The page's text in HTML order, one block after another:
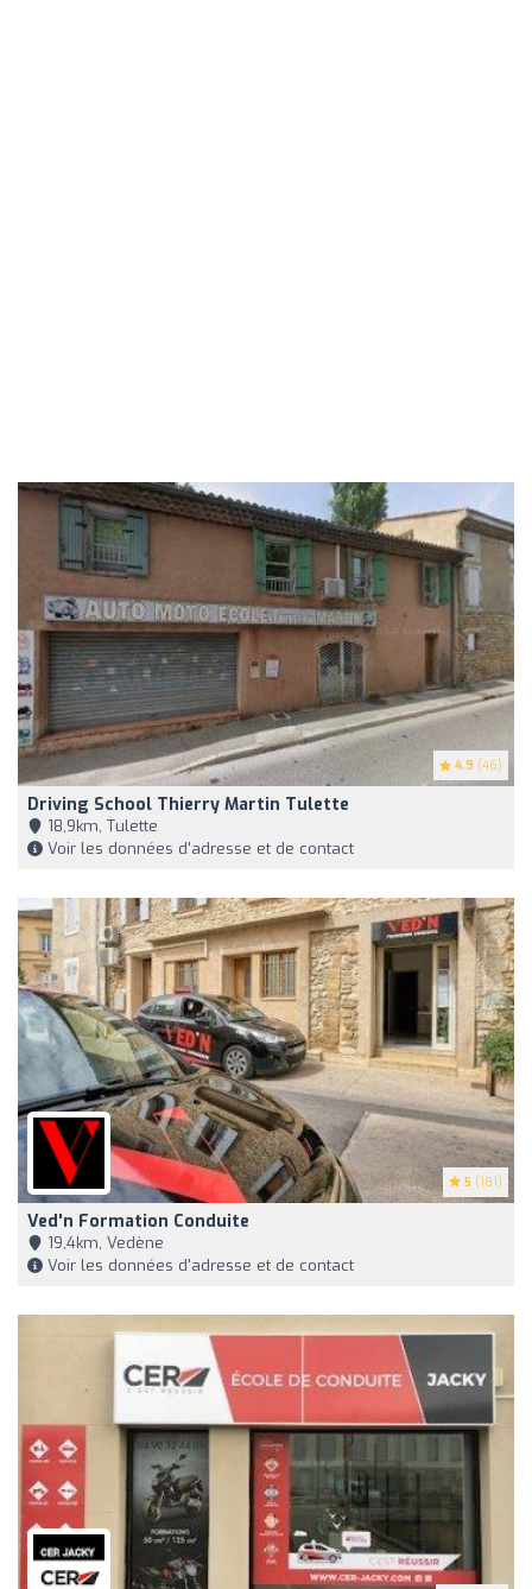
4.9 (46)
Driving School Thierry Martin Tulette
18,9km, Tulette
Voir les données d'adresse et de contact
5 (181)
Ved'n Formation Conduite
19,4km, Vedène
Voir les données d'adresse et de contact